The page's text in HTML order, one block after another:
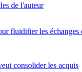
de l'auteur
fluidifier les
consolider les acquis